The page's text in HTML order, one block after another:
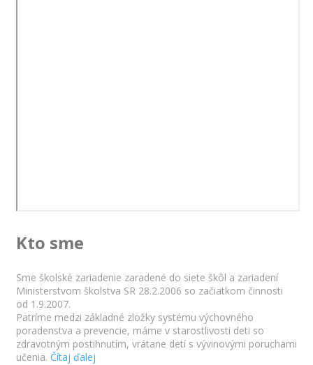
Kto sme
Sme školské zariadenie zaradené do siete škôl a zariadení
Ministerstvom školstva SR 28.2.2006 so začiatkom činnosti
od 1.9.2007.
Patríme medzi základné zložky systému výchovného
poradenstva a prevencie, máme v starostlivosti deti so
zdravotným postihnutím, vrátane detí s vývinovými poruchami
učenia. Čítaj ďalej